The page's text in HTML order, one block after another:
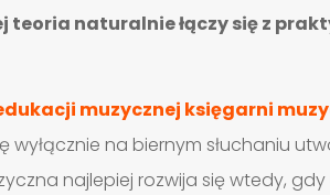
naturalnie łączy się z
muzycznej księgarni
na biernym słuchaniu
najlepiej rozwija się wtedy,